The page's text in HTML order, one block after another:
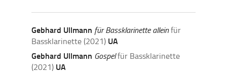
Gebhard Ullmann für Bassklarinette allein für
Bassklarinette (2021) UA
Gebhard Ullmann Gospel für Bassklarinette
(2021) UA